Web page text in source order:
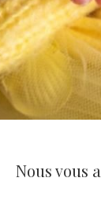
Nous vous